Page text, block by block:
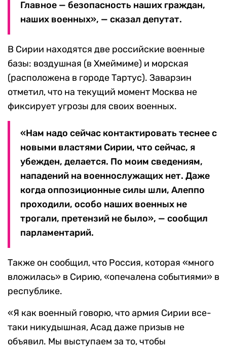
Главное — безопасность наших граждан,
наших военных», — сказал депутат.
В Сирии находятся две российские военные
базы: воздушная (в Хмеймиме) и морская
(расположена в городе Тартус). Заварзин
отметил, что на текущий момент Москва не
фиксирует угрозы для своих военных.
«Нам надо сейчас контактировать теснее с
новыми властями Сирии, что сейчас, я
убежден, делается. По моим сведениям,
нападений на военнослужащих нет. Даже
когда оппозиционные силы шли, Алеппо
проходили, особо наших военных не
трогали, претензий не было», — сообщил
парламентарий.
Также он сообщил, что Россия, которая «много
вложилась» в Сирию, «опечалена событиями» в
республике.
«Я как военный говорю, что армия Сирии все-
таки никудышная, Асад даже призыв не
объявил. Мы выступаем за то, чтобы